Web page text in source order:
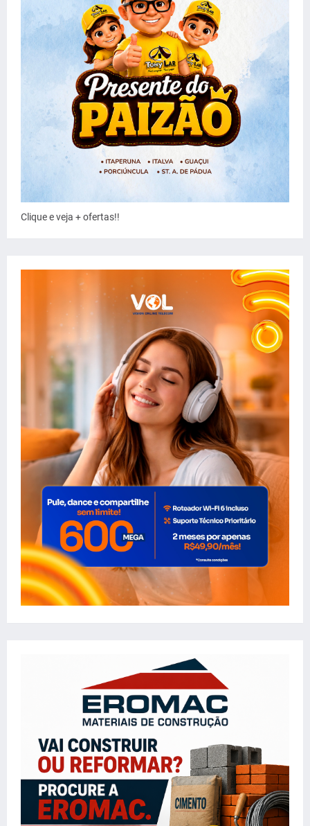
Clique e veja + ofertas!!